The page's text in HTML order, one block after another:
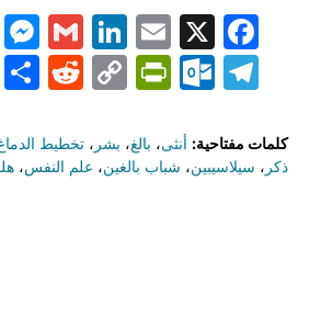
Facebook
X
Email
Telegram
Copy
كلمات مفتاحية: أنثى، بالغ، بشر ،تخطيط
ذكر ، سيلاسيبين، شباب بالغين، علم النفس،